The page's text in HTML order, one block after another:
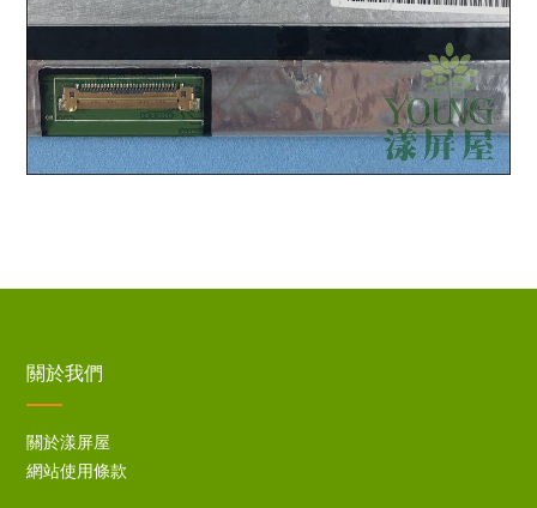
關於我們
關於漾屏屋
網站使用條款